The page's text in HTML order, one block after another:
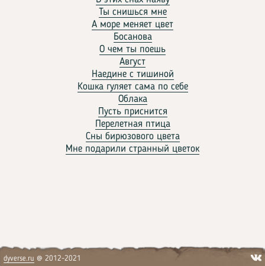
Ты снишься мне
А море меняет цвет
Босанова
О чем ты поешь
Август
Наедине с тишиной
Кошка гуляет сама по себе
Облака
Пусть приснится
Перелетная птица
Сны бирюзового цвета
Мне подарили странный цветок
dyverse.ru @ 2012-2021